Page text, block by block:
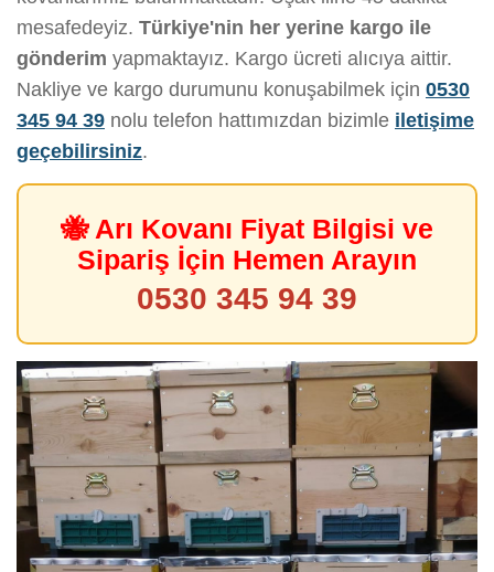
mesafedeyiz. Türkiye'nin her yerine kargo ile
gönderim yapmaktayız. Kargo ücreti alıcıya aittir.
Nakliye ve kargo durumunu konuşabilmek için 0530
345 94 39 nolu telefon hattımızdan bizimle iletişime
geçebilirsiniz.
🐝 Arı Kovanı Fiyat Bilgisi ve
Sipariş İçin Hemen Arayın
0530 345 94 39